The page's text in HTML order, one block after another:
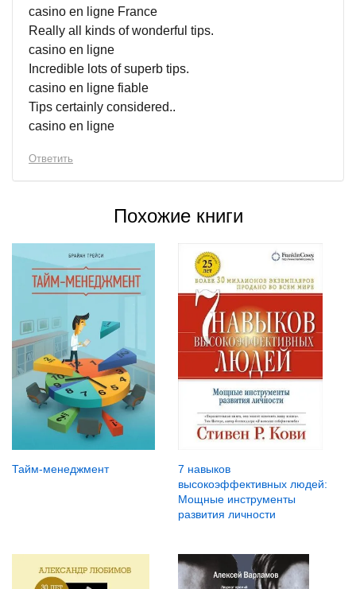
casino en ligne France
Really all kinds of wonderful tips.
casino en ligne
Incredible lots of superb tips.
casino en ligne fiable
Tips certainly considered..
casino en ligne
Ответить
Похожие книги
Тайм-менеджмент
7 навыков
высокоэффективных людей:
Мощные инструменты
развития личности